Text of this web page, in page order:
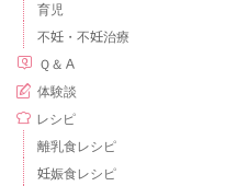
育児
不妊・不妊治療
Ｑ＆Ａ
体験談
レシピ
離乳食レシピ
妊娠食レシピ